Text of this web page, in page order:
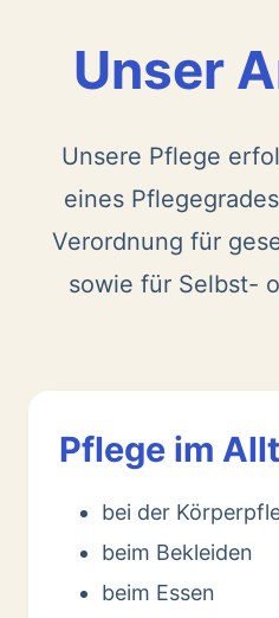
Unser
Unsere Pflege
eines
Verordnung für
sowie für Selbst-
Pflege im
bei der
beim Bekleiden
beim Essen